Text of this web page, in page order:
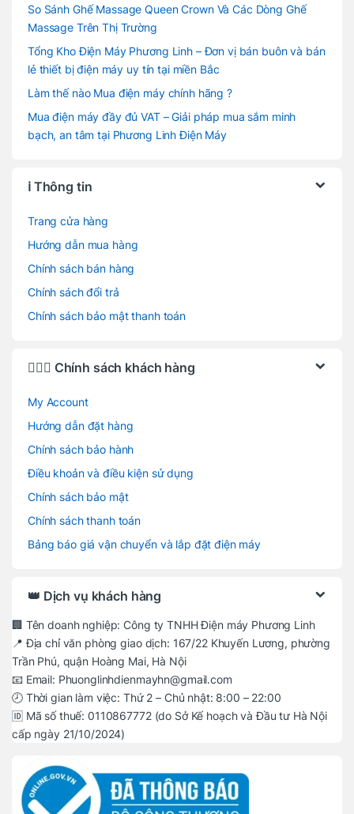
So Sánh Ghế Massage Queen Crown Và Các Dòng Ghế
Massage Trên Thị Trường
Tổng Kho Điện Máy Phương Linh – Đơn vị bán buôn và bán
lẻ thiết bị điện máy uy tín tại miền Bắc
Làm thế nào Mua điện máy chính hãng ?
Mua điện máy đầy đủ VAT – Giải pháp mua sắm minh
bạch, an tâm tại Phương Linh Điện Máy
ℹ️ Thông tin
Trang cửa hàng
Hướng dẫn mua hàng
Chính sách bán hàng
Chính sách đổi trả
Chính sách bảo mật thanh toán
🙋🏻‍♂️ Chính sách khách hàng
My Account
Hướng dẫn đặt hàng
Chính sách bảo hành
Điều khoản và điều kiện sử dụng
Chính sách bảo mật
Chính sách thanh toán
Bảng báo giá vận chuyển và lắp đặt điện máy
👑 Dịch vụ khách hàng
🏢 Tên doanh nghiệp: Công ty TNHH Điện máy Phương Linh
📍 Địa chỉ văn phòng giao dịch: 167/22 Khuyến Lương, phường
Trần Phú, quận Hoàng Mai, Hà Nội
📧 Email: Phuonglinhdienmayhn@gmail.com
🕗 Thời gian làm việc: Thứ 2 – Chủ nhật: 8:00 – 22:00
🆔 Mã số thuế: 0110867772 (do Sở Kế hoạch và Đầu tư Hà Nội
cấp ngày 21/10/2024)